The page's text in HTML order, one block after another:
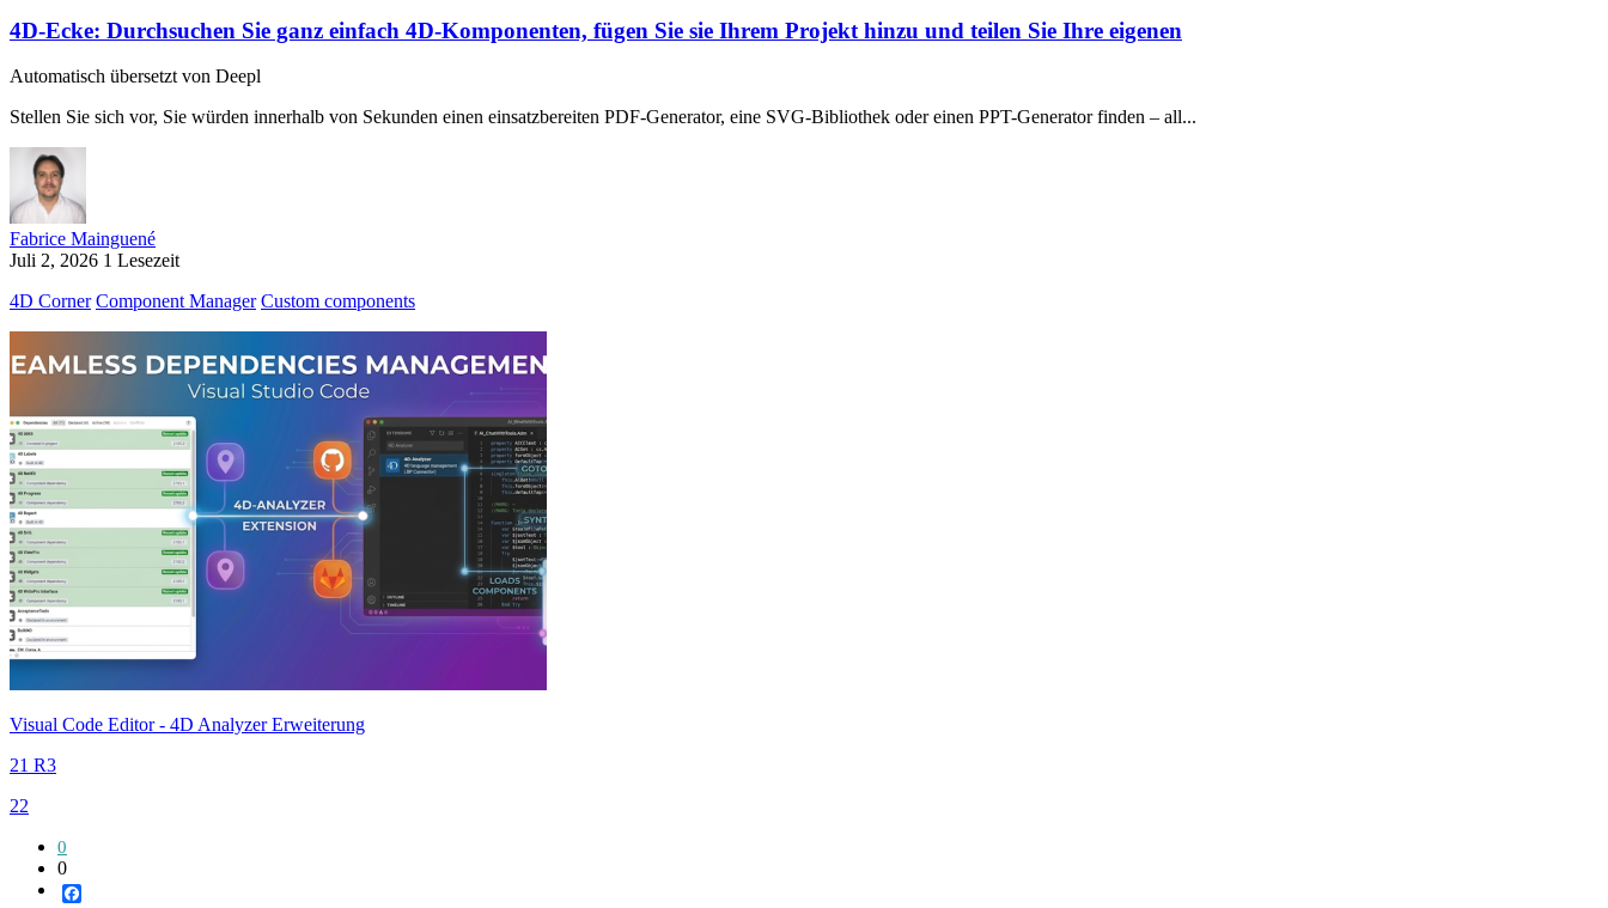
4D-Ecke: Durchsuchen Sie ganz einfach 4D-Komponenten, fügen Sie sie Ihrem Projekt hinzu und teilen Sie Ihre eigenen
Automatisch übersetzt von Deepl
Stellen Sie sich vor, Sie würden innerhalb von Sekunden einen einsatzbereiten PDF-Generator, eine SVG-Bibliothek oder einen PPT-Generator finden – all...
Fabrice Mainguené
Juli 2, 2026 1 Lesezeit
4D Corner Component Manager Custom components
Visual Code Editor - 4D Analyzer Erweiterung
21 R3
22
0
0